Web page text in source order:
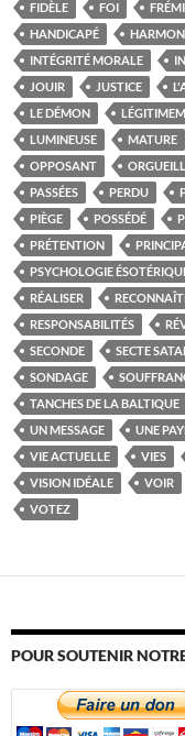
FIDÈLE FOI
HANDICAPÉ
INTÉGRITÉ MORALE
JOUIR
JUSTICE
LE DÉMON
LUMINEUSE
MATURE
OPPOSANT
PASSÉES
PERDU
PIÈGE
POSSÉDÉ
PRÉTENTION
PSYCHOLOGIE
RÉALISER
RESPONSABILITÉS
SECONDE
SECTE
SONDAGE
TANCHES DE LA BALTIQUE
UN MESSAGE
UNE
VIE ACTUELLE
VIES
VISION IDÉALE
VOIR
VOTEZ
POUR SOUTENIR